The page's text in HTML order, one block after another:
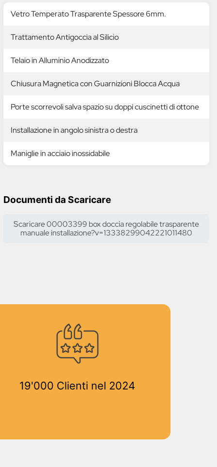
Vetro Temperato Trasparente Spessore 6mm.
Trattamento Antigoccia al Silicio
Telaio in Alluminio Anodizzato
Chiusura Magnetica con Guarnizioni Blocca Acqua
Porte scorrevoli salva spazio su doppi cuscinetti di ottone
Installazione in angolo sinistra o destra
Maniglie in acciaio inossidabile
Documenti da Scaricare
Scaricare 00003399 box doccia regolabile trasparente
manuale installazione?v=13338299042221011480
19'000 Clienti nel 2024